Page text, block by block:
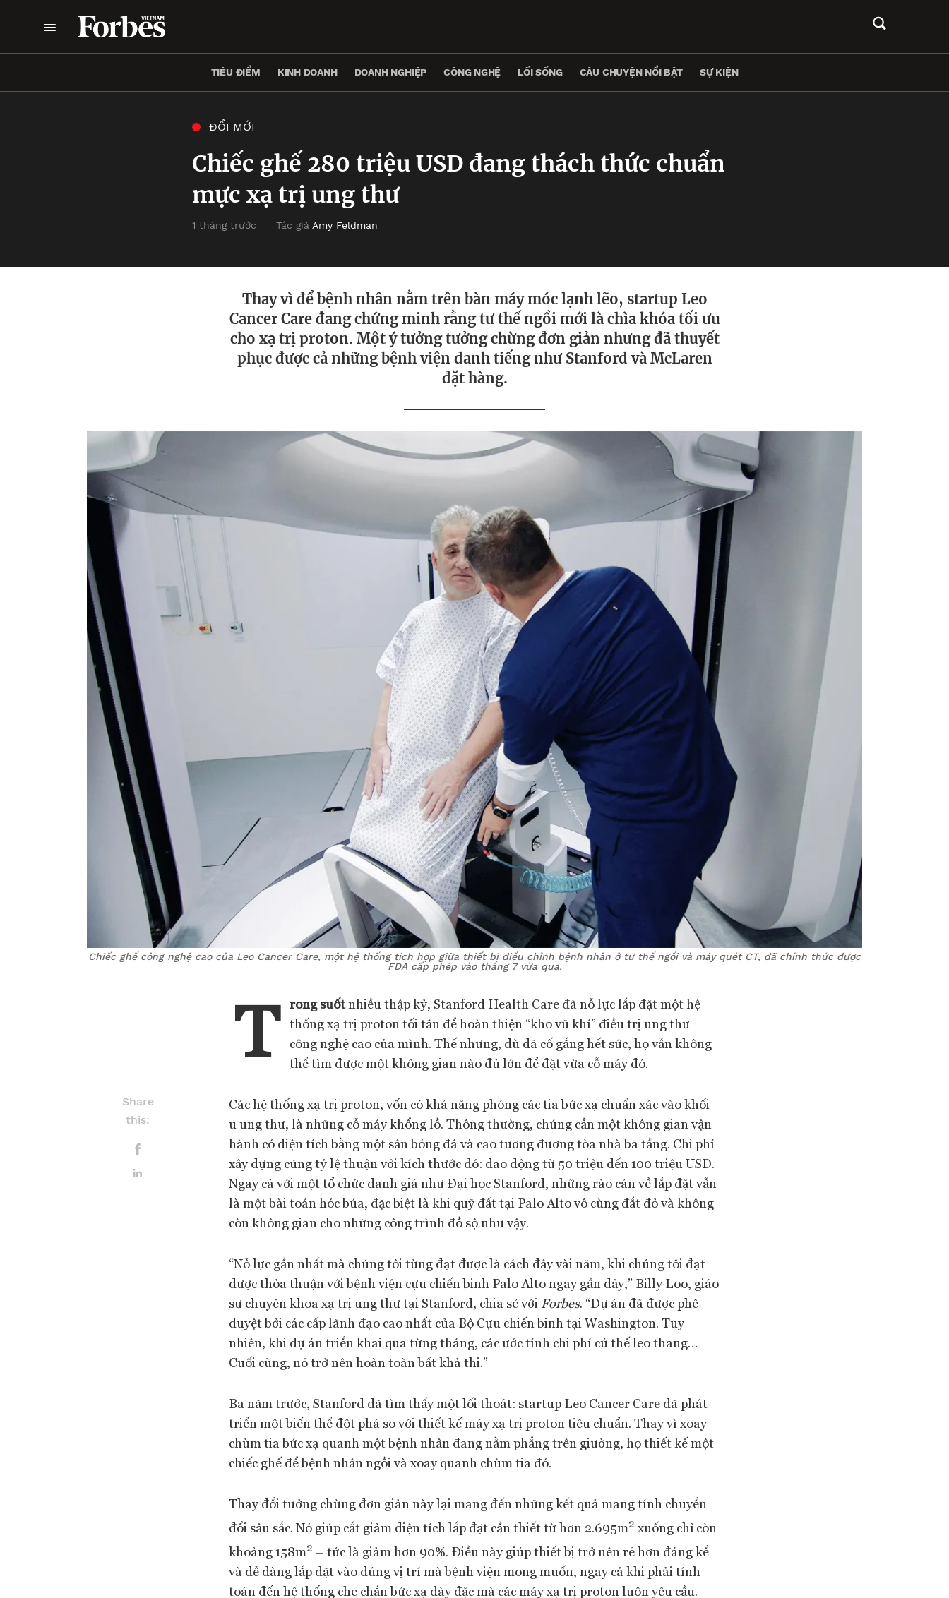
TIÊU ĐIỂM KINH DOANH DOANH NGHIỆP CÔNG NGHỆ LỐI SỐNG CÂU CHUYỆN NỔI BẬT SỰ KIỆN
ĐỔI MỚI
Chiếc ghế 280 triệu USD đang thách thức chuẩn
mực xạ trị ung thư
1 tháng trước Tác giả Amy Feldman
Thay vì để bệnh nhân nằm trên bàn máy móc lạnh lẽo, startup Leo
Cancer Care đang chứng minh rằng tư thế ngồi mới là chìa khóa tối ưu
cho xạ trị proton. Một ý tưởng tưởng chừng đơn giản nhưng đã thuyết
phục được cả những bệnh viện danh tiếng như Stanford và McLaren
đặt hàng.
Chiếc ghế công nghệ cao của Leo Cancer Care, một hệ thống tích hợp giữa thiết bị điều chỉnh bệnh nhân ở tư thế ngồi và máy quét CT, đã chính thức được
FDA cấp phép vào tháng 7 vừa qua.
Share
this:
T rong suốtnhiều thập kỷ, Stanford Health Care đã nỗ lực lắp đặt một hệ
thống xạ trị proton tối tân để hoàn thiện “kho vũ khí” điều trị ung thư
công nghệ cao của mình. Thế nhưng, dù đã cố gắng hết sức, họ vẫn không
thể tìm được một không gian nào đủ lớn để đặt vừa cỗ máy đó.
Các hệ thống xạ trị proton, vốn có khả năng phóng các tia bức xạ chuẩn xác vào khối
u ung thư, là những cỗ máy khổng lồ. Thông thường, chúng cần một không gian vận
hành có diện tích bằng một sân bóng đá và cao tương đương tòa nhà ba tầng. Chi phí
xây dựng cũng tỷ lệ thuận với kích thước đó: dao động từ 50 triệu đến 100 triệu USD.
Ngay cả với một tổ chức danh giá như Đại học Stanford, những rào cản về lắp đặt vẫn
là một bài toán hóc búa, đặc biệt là khi quỹ đất tại Palo Alto vô cùng đắt đỏ và không
còn không gian cho những công trình đồ sộ như vậy.
“Nỗ lực gần nhất mà chúng tôi từng đạt được là cách đây vài năm, khi chúng tôi đạt
được thỏa thuận với bệnh viện cựu chiến binh Palo Alto ngay gần đây,” Billy Loo, giáo
sư chuyên khoa xạ trị ung thư tại Stanford, chia sẻ với Forbes. “Dự án đã được phê
duyệt bởi các cấp lãnh đạo cao nhất của Bộ Cựu chiến binh tại Washington. Tuy
nhiên, khi dự án triển khai qua từng tháng, các ước tính chi phí cứ thế leo thang…
Cuối cùng, nó trở nên hoàn toàn bất khả thi.”
Ba năm trước, Stanford đã tìm thấy một lối thoát: startup Leo Cancer Care đã phát
triển một biến thể đột phá so với thiết kế máy xạ trị proton tiêu chuẩn. Thay vì xoay
chùm tia bức xạ quanh một bệnh nhân đang nằm phẳng trên giường, họ thiết kế một
chiếc ghế để bệnh nhân ngồi và xoay quanh chùm tia đó.
Thay đổi tưởng chừng đơn giản này lại mang đến những kết quả mang tính chuyển
đổi sâu sắc. Nó giúp cắt giảm diện tích lắp đặt cần thiết từ hơn 2.695m2 xuống chỉ còn
khoảng 158m2 – tức là giảm hơn 90%. Điều này giúp thiết bị trở nên rẻ hơn đáng kể
và dễ dàng lắp đặt vào đúng vị trí mà bệnh viện mong muốn, ngay cả khi phải tính
toán đến hệ thống che chắn bức xạ dày đặc mà các máy xạ trị proton luôn yêu cầu.